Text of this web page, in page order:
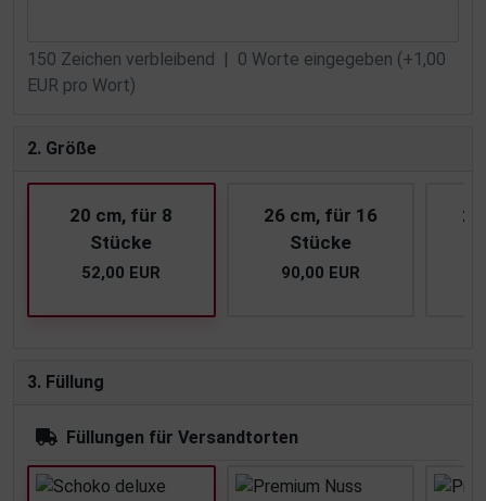
150 Zeichen verbleibend | 0 Worte eingegeben (+1,00
EUR pro Wort)
2. Größe
20 cm, für 8
Stücke
52,00 EUR
26 cm, für 16
Stücke
90,00 EUR
3. Füllung
Füllungen für Versandtorten